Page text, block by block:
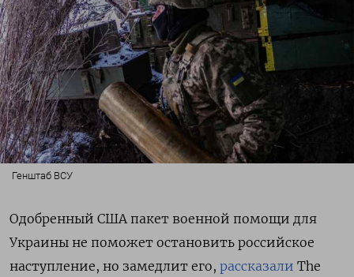
Генштаб ВСУ
Одобренный США пакет военной помощи для
Украины не поможет остановить российское
наступление, но замедлит его, рассказали The